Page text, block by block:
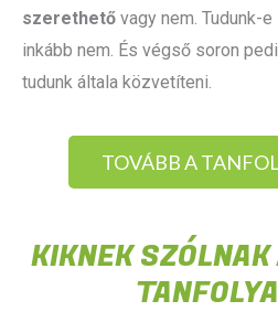
szerethető vagy nem. Tudunk-e
inkább nem. És végső soron
tudunk általa közvetíteni.
TOVÁBB A
KIKNEK